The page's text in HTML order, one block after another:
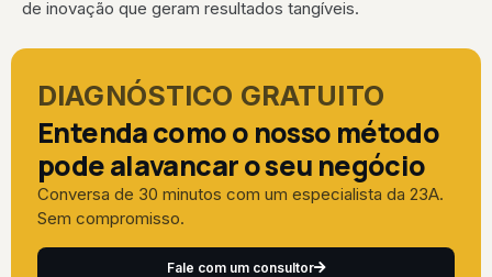
de inovação que geram resultados tangíveis.
DIAGNÓSTICO GRATUITO
Entenda como o nosso método
pode alavancar o seu negócio
Conversa de 30 minutos com um especialista da 23A.
Sem compromisso.
Fale com um consultor